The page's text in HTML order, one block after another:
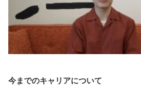
今までのキャリアについて